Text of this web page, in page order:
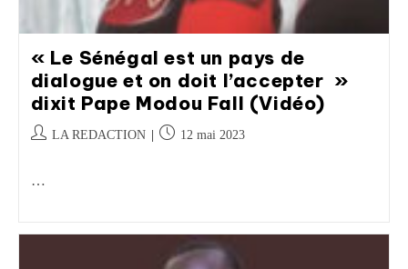
« Le Sénégal est un pays de
dialogue et on doit l’accepter »
dixit Pape Modou Fall (Vidéo)
LA REDACTION 12 mai 2023
…